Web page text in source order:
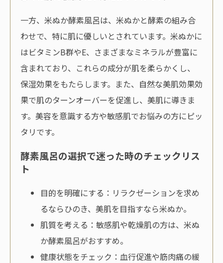
一方、米ぬか酵素風呂は、米ぬかと酵素の組み合
わせで、特に肌に優しいとされています。米ぬかに
はビタミンB群やE、さまざまなミネラルが豊富に
含まれており、これらの成分が肌を柔らかくし、
保湿効果をもたらします。また、自然な美肌効果効
果で肌のターンオーバーを促進し、美肌に導きま
す。美容を意識する方や敏感肌でお悩みの方にピッ
タリです。
酵素風呂の選択で迷った時のチェックリス
ト
目的を明確にする：リラクゼーションを求め
るならひのき、美肌を目指すなら米ぬか。
肌質を考える：敏感肌や乾燥肌の方は、米ぬ
か酵素風呂がおすすめ。
健康状態をチェック：血行促進や筋肉痛の緩